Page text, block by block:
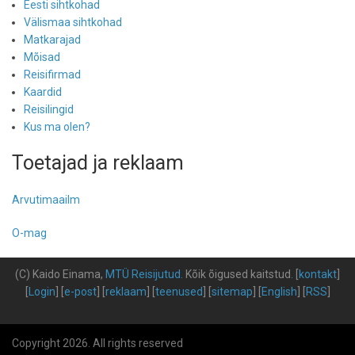
Eesti sihtkohad
Välismaa sihtkohad
Matkarajad
Mõisad
Reisifirmad
Kaardid
Reisilingid
Kus ma olen?
Toetajad ja reklaam
Arvutimaailm
O-mag
(C) Kaido Einama, MTÜ Reisijutud Kõik õigused kaitstud kontakt
Login e-post] [ reklaam teenused sitemap English RSS
Copyright 2026. All rights reserved